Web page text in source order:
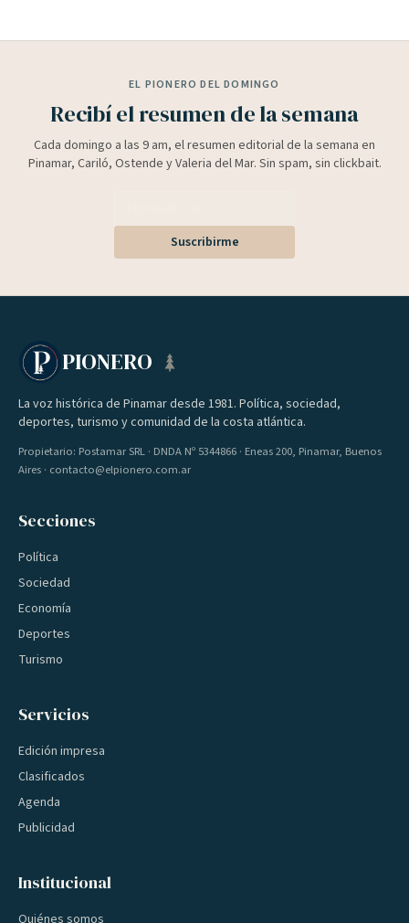
EL PIONERO DEL DOMINGO
Recibí el resumen de la semana
Cada domingo a las 9 am, el resumen editorial de la semana en
Pinamar, Cariló, Ostende y Valeria del Mar. Sin spam, sin clickbait.
Suscribirme
PIONERO
La voz histórica de Pinamar desde 1981. Política, sociedad,
deportes, turismo y comunidad de la costa atlántica.
Propietario: Postamar SRL · DNDA Nº 5344866 · Eneas 200, Pinamar, Buenos
Aires · contacto@elpionero.com.ar
Secciones
Política
Sociedad
Economía
Deportes
Turismo
Servicios
Edición impresa
Clasificados
Agenda
Publicidad
Institucional
Quiénes somos